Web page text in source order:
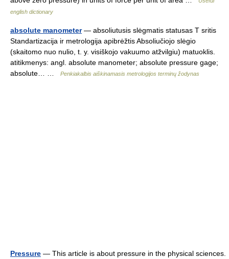
english dictionary
absolute manometer— absoliutusis slėgmatis statusas T sritis
Standartizacija ir metrologija apibrėžtis Absoliučiojo slėgio
(skaitomo nuo nulio, t. y. visiškojo vakuumo atžvilgiu) matuoklis.
atitikmenys: angl. absolute manometer; absolute pressure gage;
absolute… …
Penkiakalbis aiškinamasis metrologijos terminų žodynas
Pressure — This article is about pressure in the physical sciences.